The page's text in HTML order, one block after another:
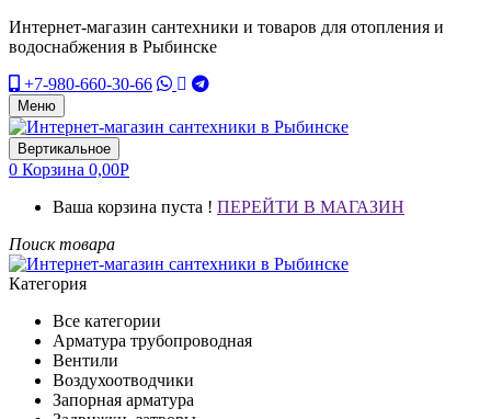
Интернет-магазин сантехники и товаров для отопления и
водоснабжения в Рыбинске
+7-980-660-30-66
Меню
Вертикальное
0 Корзина 0,00Р
Ваша корзина пуста ! ПЕРЕЙТИ В МАГАЗИН
Поиск товара
Категория
Все категории
Арматура трубопроводная
Вентили
Воздухоотводчики
Запорная арматура